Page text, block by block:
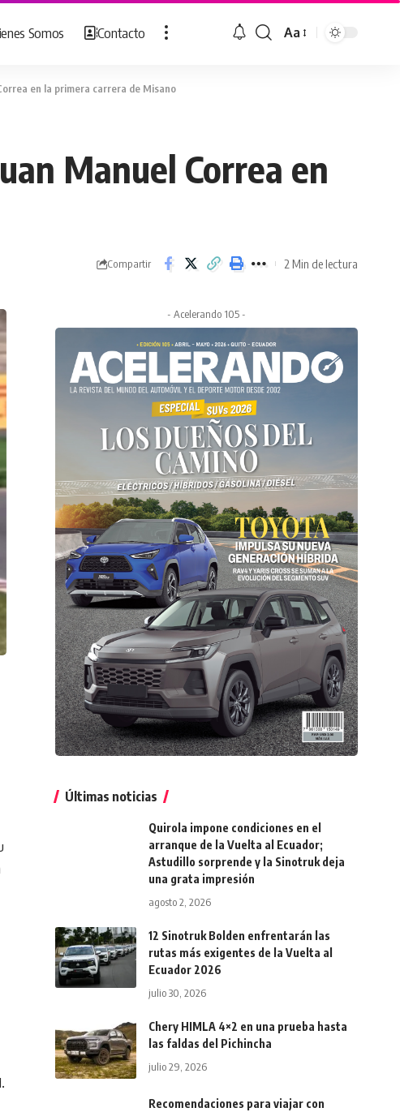
Somos Contacto
Cambiar
Aa
en la primera carrera de Misano
Manuel Correa en
Compartir 2 Min de lectura
- Acelerando 105 -
Últimas noticias
Quirola impone condiciones en el
arranque de la Vuelta al Ecuador;
Astudillo sorprende y la Sinotruk deja
una grata impresión
agosto 2, 2026
12 Sinotruk Bolden enfrentarán las
rutas más exigentes de la Vuelta al
Ecuador 2026
julio 30, 2026
Chery HIMLA 4×2 en una prueba hasta
las faldas del Pichincha
julio 29, 2026
Recomendaciones para viajar con